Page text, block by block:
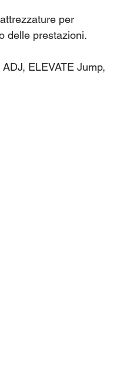
per
delle prestazioni.
ELEVATE Jump,